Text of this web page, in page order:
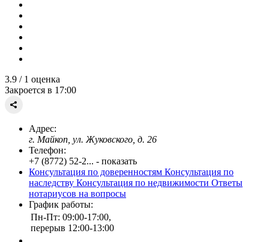
3.9 / 1 оценка
Закроется в 17:00
Адрес:
г. Майкоп, ул. Жуковского, д. 26
Телефон:
+7 (8772) 52-2... - показать
Консультация по доверенностям Консультация по
наследству Консультация по недвижимости Ответы
нотариусов на вопросы
График работы:
Пн-Пт: 09:00-17:00,
перерыв 12:00-13:00